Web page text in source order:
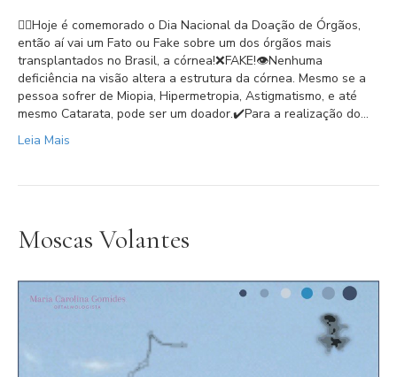
👉🏻Hoje é comemorado o Dia Nacional da Doação de Órgãos,
então aí vai um Fato ou Fake sobre um dos órgãos mais
transplantados no Brasil, a córnea!⁣⁣❌FAKE!⁣👁Nenhuma
deficiência na visão altera a estrutura da córnea. Mesmo se a
pessoa sofrer de Miopia, Hipermetropia, Astigmatismo, e até
mesmo Catarata, pode ser um doador.⁣⁣✔️Para a realização do…
Leia Mais
Moscas Volantes